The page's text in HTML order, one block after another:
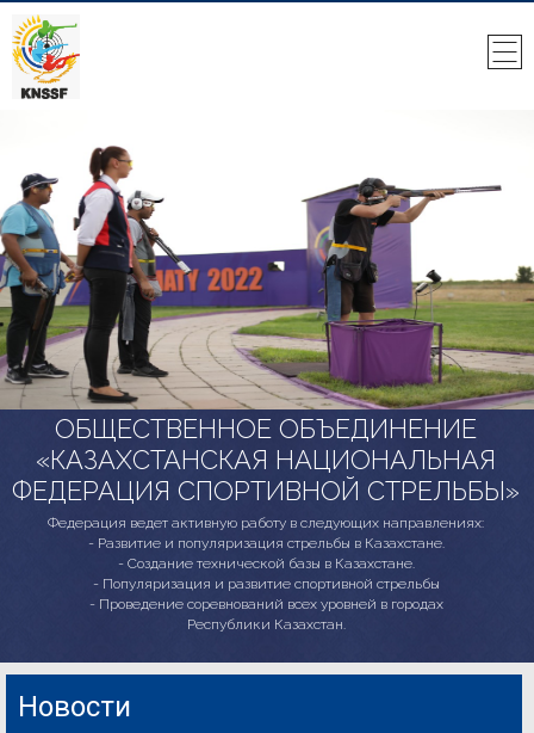
ОБЩЕСТВЕННОЕ ОБЪЕДИНЕНИЕ
«КАЗАХСТАНСКАЯ НАЦИОНАЛЬНАЯ
ФЕДЕРАЦИЯ СПОРТИВНОЙ СТРЕЛЬБЫ»
Федерация ведет активную работу в следующих направлениях:
- Развитие и популяризация стрельбы в Казахстане.
- Создание технической базы в Казахстане.
- Популяризация и развитие спортивной стрельбы
- Проведение соревнований всех уровней в городах
Республики Казахстан.
Новости